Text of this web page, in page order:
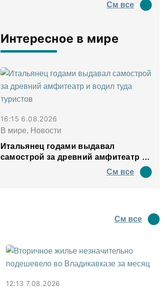
См все
Интересное в мире
16:15 6.08.2026
В мире, Новости
Итальянец годами выдавал
самострой за древний амфитеатр и
См все
См все
12:13 7.08.2026